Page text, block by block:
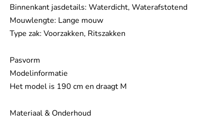
Binnenkant jasdetails: Waterdicht, Waterafstotend
Mouwlengte: Lange mouw
Type zak: Voorzakken, Ritszakken
Pasvorm
Modelinformatie
Het model is 190 cm en draagt M
Materiaal & Onderhoud